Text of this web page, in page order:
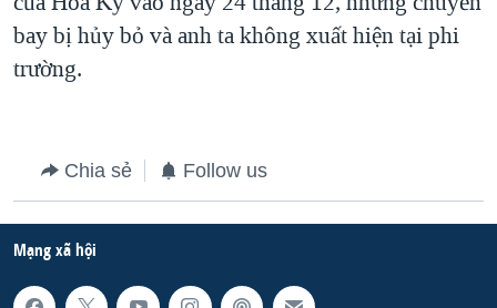
bay bị hủy bỏ và anh ta không xuất hiện tại phi
trường.
Chia sẻ Follow us
Mạng xã hội